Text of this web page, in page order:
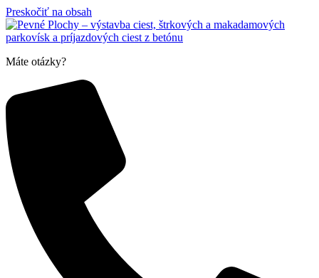
Preskočiť na obsah
Máte otázky?